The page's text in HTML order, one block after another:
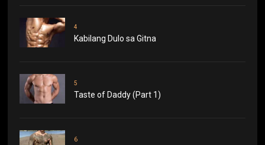
4
Kabilang Dulo sa Gitna
5
Taste of Daddy (Part 1)
6